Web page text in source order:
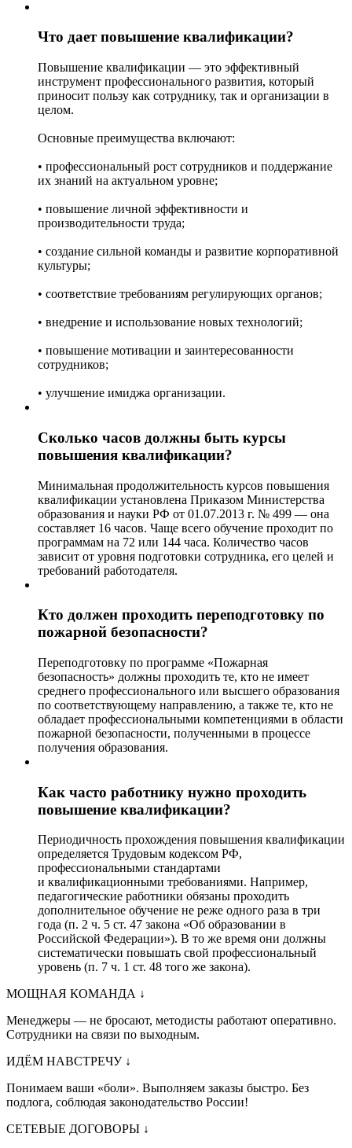
Что дает повышение квалификации?
Повышение квалификации — это эффективный
инструмент профессионального развития, который
приносит пользу как сотруднику, так и организации в
целом.
Основные преимущества включают:
• профессиональный рост сотрудников и поддержание
их знаний на актуальном уровне;
• повышение личной эффективности и
производительности труда;
• создание сильной команды и развитие корпоративной
культуры;
• соответствие требованиям регулирующих органов;
• внедрение и использование новых технологий;
• повышение мотивации и заинтересованности
сотрудников;
• улучшение имиджа организации.
Сколько часов должны быть курсы
повышения квалификации?
Минимальная продолжительность курсов повышения
квалификации установлена Приказом Министерства
образования и науки РФ от 01.07.2013 г. № 499 — она
составляет 16 часов. Чаще всего обучение проходит по
программам на 72 или 144 часа. Количество часов
зависит от уровня подготовки сотрудника, его целей и
требований работодателя.
Кто должен проходить переподготовку по
пожарной безопасности?
Переподготовку по программе «Пожарная
безопасность» должны проходить те, кто не имеет
среднего профессионального или высшего образования
по соответствующему направлению, а также те, кто не
обладает профессиональными компетенциями в области
пожарной безопасности, полученными в процессе
получения образования.
Как часто работнику нужно проходить
повышение квалификации?
Периодичность прохождения повышения квалификации
определяется Трудовым кодексом РФ,
профессиональными стандартами
и квалификационными требованиями. Например,
педагогические работники обязаны проходить
дополнительное обучение не реже одного раза в три
года (п. 2 ч. 5 ст. 47 закона «Об образовании в
Российской Федерации»). В то же время они должны
систематически повышать свой профессиональный
уровень (п. 7 ч. 1 ст. 48 того же закона).
МОЩНАЯ КОМАНДА ↓
Менеджеры — не бросают, методисты работают оперативно.
Сотрудники на связи по выходным.
ИДЁМ НАВСТРЕЧУ ↓
Понимаем ваши «боли». Выполняем заказы быстро. Без
подлога, соблюдая законодательство России!
СЕТЕВЫЕ ДОГОВОРЫ ↓